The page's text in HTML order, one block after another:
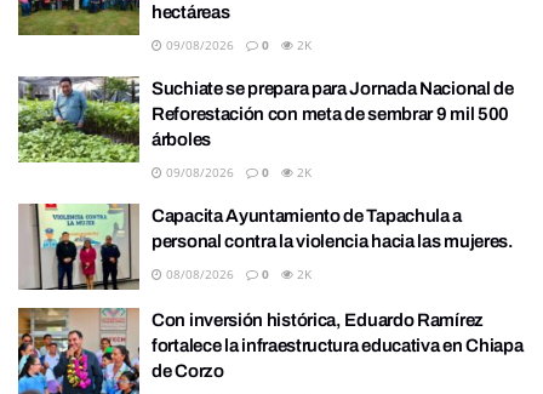
hectáreas
09/08/2026 0 2K
Suchiate se prepara para Jornada Nacional de
Reforestación con meta de sembrar 9 mil 500
árboles
09/08/2026 0 2K
Capacita Ayuntamiento de Tapachula a
personal contra la violencia hacia las mujeres.
08/08/2026 0 2K
Con inversión histórica, Eduardo Ramírez
fortalece la infraestructura educativa en Chiapa
de Corzo